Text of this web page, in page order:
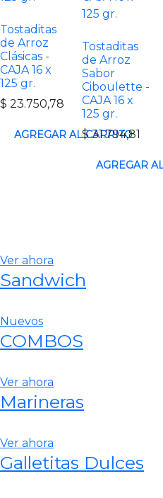
Tostaditas
de Arroz
Clásicas -
CAJA 16 x
125 gr.
$ 23.750,78
Tostaditas
de Arroz
Sabor
Ciboulette -
CAJA 16 x
125 gr.
$31.794,81
Ver ahora
Sandwich
Nuevos
COMBOS
Ver ahora
Marineras
Ver ahora
Galletitas Dulces